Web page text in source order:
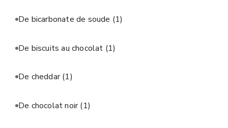
De bicarbonate de soude (1)
De biscuits au chocolat (1)
De cheddar(1)
De chocolat noir(1)